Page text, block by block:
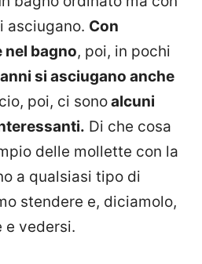
asciugano. Con
nel bagno, poi, in pochi
si asciugano anche
poi, ci sonoalcuni
Di che cosa
delle mollette con la
a qualsiasi tipo di
stendere e, diciamolo,
e vedersi.